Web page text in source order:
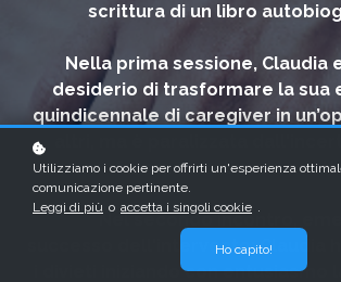
scrittura di un libro
Nella prima sessione, Claudia
desiderio di trasformare la sua
quindicennale di caregiver in
forma narrativa da
Nel secondo incontro,
successo dell'intervento: Claudia
i divieti iniziando con entusiasmo
Utilizziamo i cookie per offrirti un'esperienza
comunicazione pertinente.
Leggi di più o accetta i singoli cookie .
Ho capito!